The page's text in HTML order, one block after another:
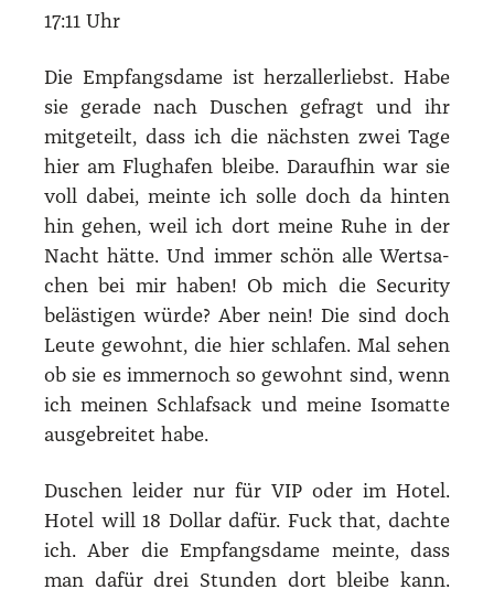
17:11 Uhr
Die Emp­fangs­da­me ist herz­al­ler­liebst. Habe
sie gera­de nach Duschen gefragt und ihr
mit­ge­teilt, dass ich die nächs­ten zwei Tage
hier am Flug­ha­fen blei­be. Dar­auf­hin war sie
voll dabei, mein­te ich sol­le doch da hin­ten
hin gehen, weil ich dort mei­ne Ruhe in der
Nacht hät­te. Und immer schön alle Wert­sa­
chen bei mir haben! Ob mich die Secu­ri­ty
beläs­ti­gen wür­de? Aber nein! Die sind doch
Leu­te gewohnt, die hier schla­fen. Mal sehen
ob sie es immer­noch so gewohnt sind, wenn
ich mei­nen Schlaf­sack und mei­ne Iso­mat­te
aus­ge­brei­tet habe.
Duschen lei­der nur für VIP oder im Hotel.
Hotel will 18 Dol­lar dafür. Fuck that, dach­te
ich. Aber die Emp­fangs­da­me mein­te, dass
man dafür drei Stun­den dort blei­be kann.